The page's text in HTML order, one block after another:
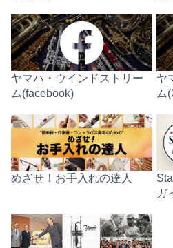
ヤマハ・ウインドストリー
ム(facebook)
ヤ
ム
めざせ！お手入れの達人
ガ